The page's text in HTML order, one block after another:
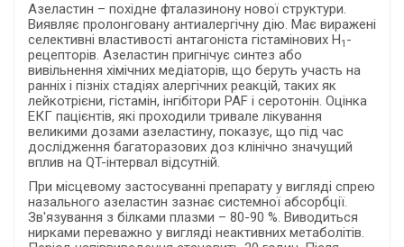
Азеластин – похідне фталазинону нової структури.
Виявляє пролонговану антиалергічну дію. Має виражені
селективні властивості антагоніста гістамінових Н 1 -
рецепторів. Азеластин пригнічує синтез або
вивільнення хімічних медіаторів, що беруть участь на
ранніх і пізніх стадіях алергічних реакцій, таких як
лейкотрієни, гістамін, інгібітори РАF і серотонін. Оцінка
ЕКГ пацієнтів, які проходили тривале лікування
великими дозами азеластину, показує, що під час
дослідження багаторазових доз клінічно значущий
вплив на QT-інтервал відсутній.
При місцевому застосуванні препарату у вигляді спрею
назального азеластин зазнає системної абсорбції.
Зв'язування з білками плазми – 80-90 %. Виводиться
нирками переважно у вигляді неактивних метаболітів.